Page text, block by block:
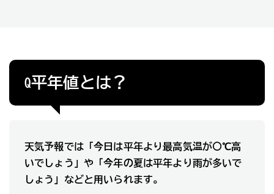
Q平年値とは？
天気予報では「今日は平年より最高気温が〇℃高
いでしょう」や「今年の夏は平年より雨が多いで
しょう」などと用いられます。